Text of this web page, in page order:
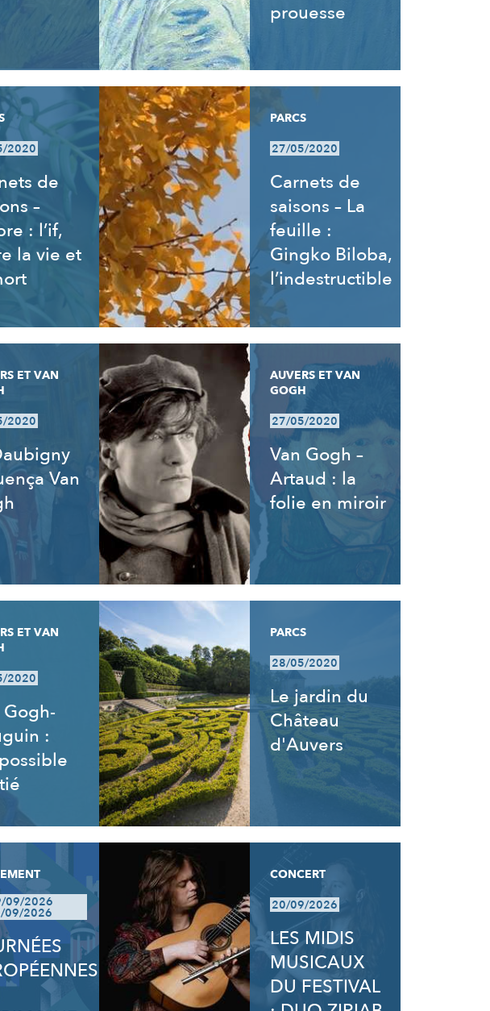
prouesse
2020
de
–
: l’if,
la vie et
PARCS
27/05/2020
Carnets de
saisons – La
feuille :
Gingko Biloba,
l’indestructible
ET VAN
2020
Van
AUVERS ET VAN
GOGH
27/05/2020
Van Gogh –
Artaud : la
folie en miroir
ET VAN
2020
Gogh-
:
PARCS
28/05/2020
Le jardin du
Château
d'Auvers
09/2026
09/2026
CONCERT
20/09/2026
LES MIDIS
MUSICAUX
DU FESTIVAL